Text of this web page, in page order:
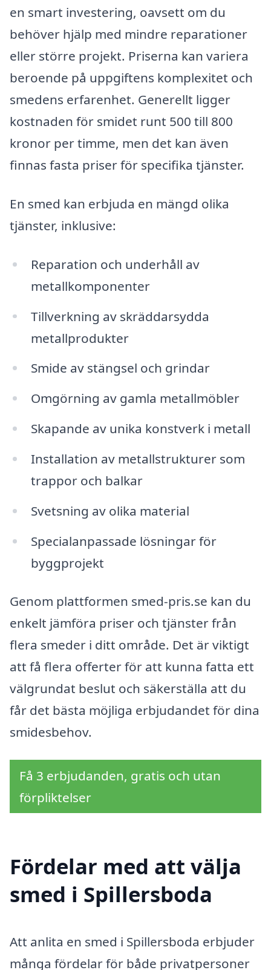
en smart investering, oavsett om du
behöver hjälp med mindre reparationer
eller större projekt. Priserna kan variera
beroende på uppgiftens komplexitet och
smedens erfarenhet. Generellt ligger
kostnaden för smidet runt 500 till 800
kronor per timme, men det kan även
finnas fasta priser för specifika tjänster.
En smed kan erbjuda en mängd olika
tjänster, inklusive:
Reparation och underhåll av
metallkomponenter
Tillverkning av skräddarsydda
metallprodukter
Smide av stängsel och grindar
Omgörning av gamla metallmöbler
Skapande av unika konstverk i metall
Installation av metallstrukturer som
trappor och balkar
Svetsning av olika material
Specialanpassade lösningar för
byggprojekt
Genom plattformen smed-pris.se kan du
enkelt jämföra priser och tjänster från
flera smeder i ditt område. Det är viktigt
att få flera offerter för att kunna fatta ett
välgrundat beslut och säkerställa att du
får det bästa möjliga erbjudandet för dina
smidesbehov.
Få 3 erbjudanden, gratis och utan
förpliktelser
Fördelar med att välja
smed i Spillersboda
Att anlita en smed i Spillersboda erbjuder
många fördelar för både privatpersoner